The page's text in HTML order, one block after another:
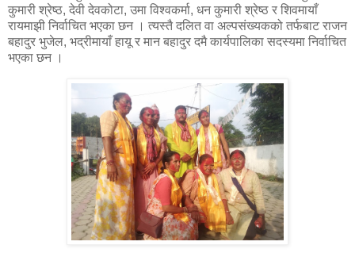
कुमारी श्रेष्ठ, देवी देवकोटा, उमा विश्वकर्मा, धन कुमारी श्रेष्ठ र शिवमायाँ
रायमाझी निर्वाचित भएका छन । त्यस्तै दलित वा अल्पसंख्यकको तर्फबाट राजन
बहादुर भुजेल, भद्रीमायाँ हायू र मान बहादुर दमै कार्यपालिका सदस्यमा निर्वाचित
भएका छन ।